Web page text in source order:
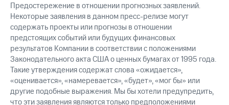
Предостережение в отношении прогнозных заявлений.
Некоторые заявления в данном пресс-релизе могут
содержать проекты или прогнозы в отношении
предстоящих событий или будущих финансовых
результатов Компании в соответствии с положениями
Законодательного акта США о ценных бумагах от 1995 года.
Такие утверждения содержат слова «ожидается»,
«оценивается», «намеревается», «будет», «мог бы» или
другие подобные выражения. Мы бы хотели предупредить,
что эти заявления являются только предположениями